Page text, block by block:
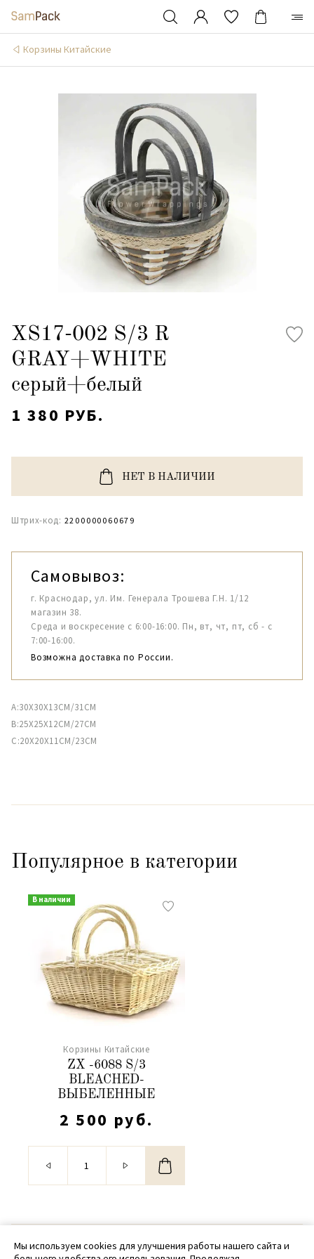
Корзины Китайские
XS17-002 S/3 R
GRAY+WHITE
серый+белый
1 380 РУБ.
НЕТ В НАЛИЧИИ
Штрих-код: 2200000060679
Самовывоз:
г. Краснодар, ул. Им. Генерала Трошева Г.Н. 1/12
магазин 38.
Среда и воскресение с 6:00-16:00. Пн, вт, чт, пт, сб - с
7:00-16:00.
Возможна доставка по России.
A:30X30X13CM/31CM
B:25X25X12CM/27CM
C:20X20X11CM/23CM
Популярное в категории
В наличии
Корзины Китайские
ZX -6088 S/3
BLEACHED-
ВЫБЕЛЕННЫЕ
2 500 руб.
© 2020 - 2026 SamPack
Мы используем cookies для улучшения работы нашего сайта и